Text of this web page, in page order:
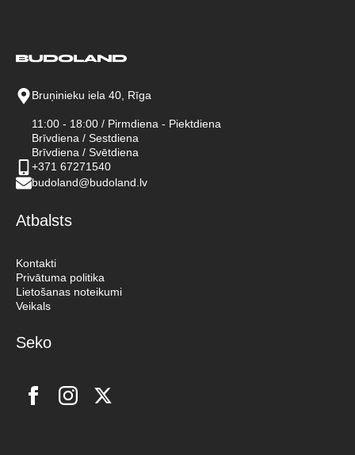
Bruņinieku iela 40, Rīga
11:00 - 18:00 / Pirmdiena - Piektdiena
Brīvdiena / Sestdiena
Brīvdiena / Svētdiena
+371 67271540
budoland@budoland.lv
Atbalsts
Kontakti
Privātuma politika
Lietošanas noteikumi
Veikals
Seko